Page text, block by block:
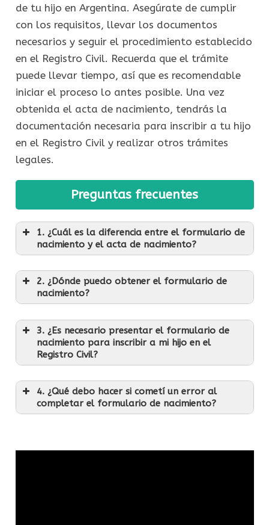
de tu hijo en Argentina. Asegúrate de cumplir
con los requisitos, llevar los documentos
necesarios y seguir el procedimiento establecido
en el Registro Civil. Recuerda que el trámite
puede llevar tiempo, así que es recomendable
iniciar el proceso lo antes posible. Una vez
obtenida el acta de nacimiento, tendrás la
documentación necesaria para inscribir a tu hijo
en el Registro Civil y realizar otros trámites
legales.
Preguntas frecuentes
1. ¿Cuál es la diferencia entre el formulario de
nacimiento y el acta de nacimiento?
2. ¿Dónde puedo obtener el formulario de
nacimiento?
3. ¿Es necesario presentar el formulario de
nacimiento para inscribir a mi hijo en el
Registro Civil?
4. ¿Qué debo hacer si cometí un error al
completar el formulario de nacimiento?